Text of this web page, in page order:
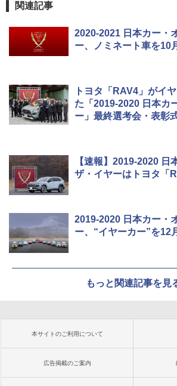
関連記事
2020-2021 日本カー・
ー、ノミネート車を10
トヨタ「RAV4」がイ
た「2019-2020 日本カ
ー」最終選考会・表彰
【速報】2019-2020 日
ザ・イヤーはトヨタ「
2019-2020 日本カー・
ー、“イヤーカー”を12
もっと関連記事を見
本サイトのご利用について
広告掲載のご案内